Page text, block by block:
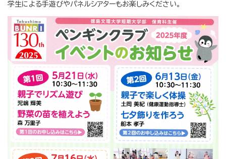
学生による手遊びやパネルシアターもお楽しみください。